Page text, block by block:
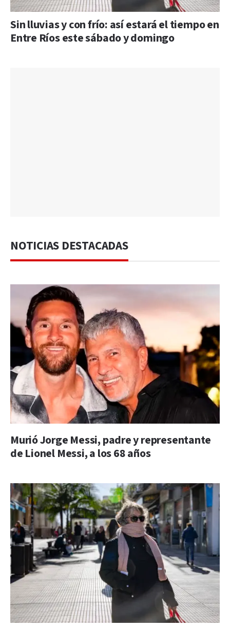
Sin lluvias y con frío: así estará el tiempo en
Entre Ríos este sábado y domingo
NOTICIAS DESTACADAS
Murió Jorge Messi, padre y representante
de Lionel Messi, a los 68 años